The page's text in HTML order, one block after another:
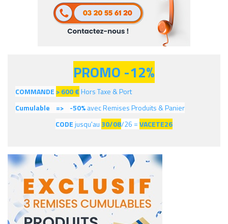
PROMO -12%
COMMANDE > 600€Hors Taxe & Port
Cumulable => -50%avec Remises Produits & Panier
CODEjusqu'au 30/08/26 =VACETE26